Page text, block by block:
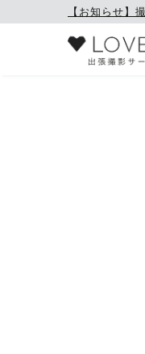
【お知らせ】